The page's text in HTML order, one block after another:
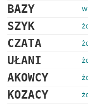
BAZY
SZYK
CZATA
UŁANI
AKOWCY
KOZACY